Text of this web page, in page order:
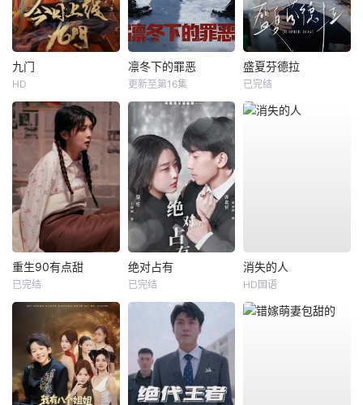
九门
HD
凛冬下的罪恶
更新至第16集
盛夏芬德拉
已完结
重生90有点甜
已完结
绝对占有
已完结
消失的人
HD国语